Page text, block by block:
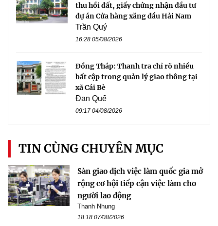
thu hồi đất, giấy chứng nhận đầu tư
dự án Cửa hàng xăng dầu Hải Nam
Trần Quý
16:28 05/08/2026
Đồng Tháp: Thanh tra chỉ rõ nhiều
bất cập trong quản lý giao thông tại
xã Cái Bè
Đan Quế
09:17 04/08/2026
TIN CÙNG CHUYÊN MỤC
Sàn giao dịch việc làm quốc gia mở
rộng cơ hội tiếp cận việc làm cho
người lao động
Thanh Nhung
18:18 07/08/2026